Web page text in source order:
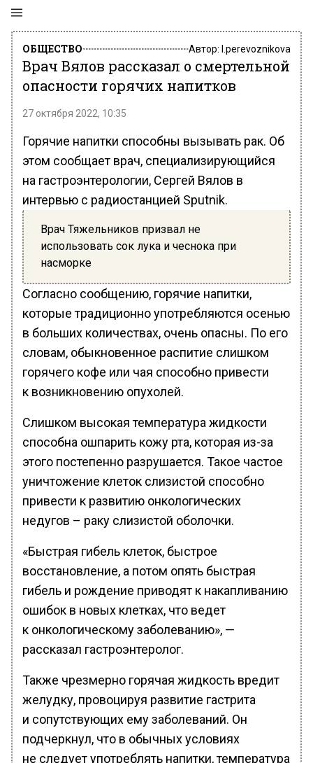
ОБЩЕСТВО Автор: l.perevoznikova
Врач Вялов рассказал о смертельной
опасности горячих напитков
27 октября 2022, 10:35
Горячие напитки способны вызывать рак. Об
этом сообщает врач, специализирующийся
на гастроэнтерологии, Сергей Вялов в
интервью с радиостанцией Sputnik.
Врач Тяжельников призвал не
использовать сок лука и чеснока при
насморке
Согласно сообщению, горячие напитки,
которые традиционно употребляются осенью
в больших количествах, очень опасны. По его
словам, обыкновенное распитие слишком
горячего кофе или чая способно привести
к возникновению опухолей.
Слишком высокая температура жидкости
способна ошпарить кожу рта, которая из-за
этого постепенно разрушается. Такое частое
уничтожение клеток слизистой способно
привести к развитию онкологических
недугов – раку слизистой оболочки.
«Быстрая гибель клеток, быстрое
восстановление, а потом опять быстрая
гибель и рождение приводят к накапливанию
ошибок в новых клетках, что ведет
к онкологическому заболеванию», —
рассказал гастроэнтеролог.
Также чрезмерно горячая жидкость вредит
желудку, провоцируя развитие гастрита
и сопутствующих ему заболеваний. Он
подчеркнул, что в обычных условиях
не следует употреблять напитки, температура